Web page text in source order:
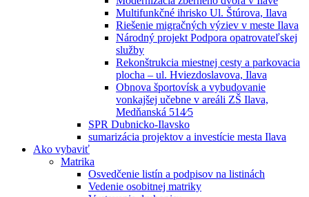
Multifunkčné ihrisko Ul. Štúrova, Ilava
Riešenie migračných výziev v meste Ilava
Národný projekt Podpora opatrovateľskej
služby
Rekonštrukcia miestnej cesty a parkovacia
plocha – ul. Hviezdoslavova, Ilava
Obnova športovísk a vybudovanie
vonkajšej učebne v areáli ZŠ Ilava,
Medňanská 514⁄5
SPR Dubnicko-Ilavsko
sumarizácia projektov a investície mesta Ilava
Ako vybaviť
Matrika
Osvedčenie listín a podpisov na listinách
Vedenie osobitnej matriky